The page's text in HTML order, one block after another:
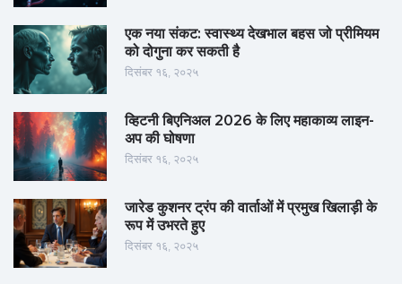
एक नया संकट: स्वास्थ्य देखभाल बहस जो प्रीमियम
को दोगुना कर सकती है
दिसंबर १६, २०२५
व्हिटनी बिएनिअल 2026 के लिए महाकाव्य लाइन-
अप की घोषणा
दिसंबर १६, २०२५
जारेड कुशनर ट्रंप की वार्ताओं में प्रमुख खिलाड़ी के
रूप में उभरते हुए
दिसंबर १६, २०२५